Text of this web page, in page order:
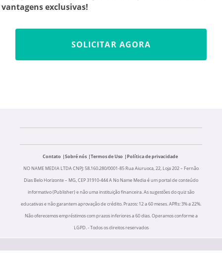
vantagens exclusivas!
SOLICITAR AGORA
Contato Sobré nós Termos de Uso
Política de privacidade
NO NAME MEDIA LTDA CNPJ: 58.160.280/0001-85 Rua Aiuruoca, 22, Loja 202 – Fernão
Dias Belo Horizonte – MG, CEP 31910-444 A No Name Media é um portal de conteúdo
informativo (Publisher) e não uma instituição financeira. As sugestões do quiz são
educativas e não garantem aprovação de crédito. Prazos: 12 a 60 meses. APRs: 3% a 22%.
Não oferecemos empréstimos com prazos inferiores a 60 dias. Operamos conforme a
LGPD. - Todos os direitos reservados